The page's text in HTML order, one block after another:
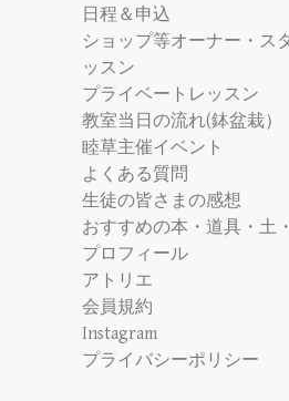
日程＆申込
ショップ等オーナー・ス
ッスン
プライベートレッスン
教室当日の流れ(鉢盆栽）
睦草主催イベント
よくある質問
生徒の皆さまの感想
おすすめの本・道具・土
プロフィール
アトリエ
会員規約
Instagram
プライバシーポリシー